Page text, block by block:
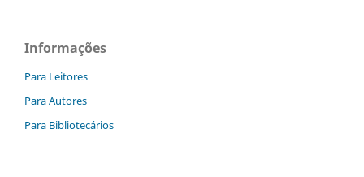
Informações
Para Leitores
Para Autores
Para Bibliotecários